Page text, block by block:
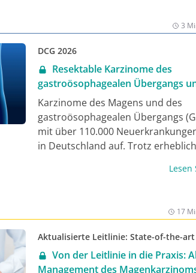
jedoch bislang keinen gesicherten
sollte die robotische RPLA
3
DCG 2026
Resektable Karzinome des
gastroösophagealen Übergangs
Magens
Karzinome des Magens und des
gastroösophagealen Übergangs
mit über 110.000
in Deutschland auf. Trotz
Chirurgie die zentrale Säule der
Teambildung der verschiedenen
aus Onkologie, Chirurgie und
deutlich und wurden anlässlich
Lesen
17
Aktualisierte Leitlinie: State-of-the-art
Von der Leitlinie in die Praxis:
Management des